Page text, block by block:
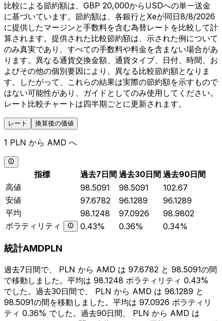
比較による節約額は、GBP 20,000からUSDへの単一送金
に基づいています。節約額は、各銀行とXeが同日8/8/2026
に提供したマージンと手数料を含む為替レートを比較して計
算されます。提供された比較節約額は、示された例について
のみ真実であり、すべての手数料や料金を含まない場合があ
ります。異なる通貨交換金額、通貨タイプ、日付、時間、お
よびその他の個別要因により、異なる比較節約額となりま
す。したがって、これらの結果は実際の節約額を示すもので
はない可能性があり、ガイドとしてのみ使用してください。
レート比較チャートは四半期ごとに更新されます。
レート 換算後の価値
1 PLN から AMD へ
指標 過去7日間 過去30日間 過去90日間
高値
98.5091 98.5091
102.67
安値
97.6782 96.1289
96.1289
平均
98.1248 97.0926
98.9802
ボラティリティ
0.43% 0.36% 0.34%
統計AMDPLN
過去7日間で、 PLN から AMD は 97.6782 と 98.5091の間
で移動しました。平均は 98.1248 ボラティリティ 0.43%
でした。過去30日間で、 PLN から AMD は 96.1289 と
98.5091の間を移動しました。平均は 97.0926 ボラティリ
ティ 0.36% でした。過去90日間、 PLN から AMD は